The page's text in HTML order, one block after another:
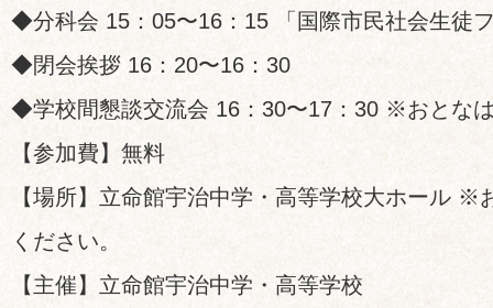
◆分科会 15：05〜16：15 「国際市民社会生徒
◆閉会挨拶 16：20〜16：30
◆学校間懇談交流会 16：30〜17：30 ※おとな
【参加費】無料
【場所】立命館宇治中学・高等学校大ホール ※
ください。
【主催】立命館宇治中学・高等学校